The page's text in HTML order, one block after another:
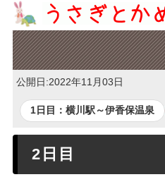
公開日:2022年11月03日
1日目：横川駅～伊香保温泉
2日目